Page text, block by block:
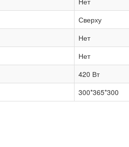
Сверху
Нет
Нет
420 Вт
300*365*300